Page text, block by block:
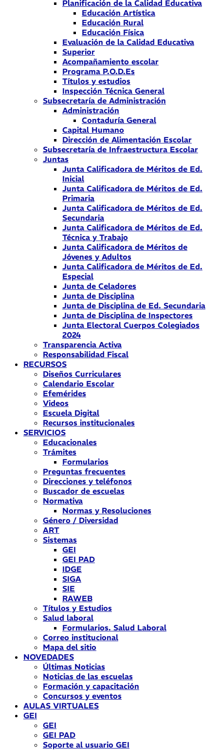
Planificación de la Calidad Educativa
Educación Artística
Educación Rural
Educación Física
Evaluación de la Calidad Educativa
Superior
Acompañamiento escolar
Programa P.O.D.Es
Títulos y estudios
Inspección Técnica General
Subsecretaría de Administración
Administración
Contaduría General
Capital Humano
Dirección de Alimentación Escolar
Subsecretaría de Infraestructura Escolar
Juntas
Junta Calificadora de Méritos de Ed.
Inicial
Junta Calificadora de Méritos de Ed.
Primaria
Junta Calificadora de Méritos de Ed.
Secundaria
Junta Calificadora de Méritos de Ed.
Técnica y Trabajo
Junta Calificadora de Méritos de
Jóvenes y Adultos
Junta Calificadora de Méritos de Ed.
Especial
Junta de Celadores
Junta de Disciplina
Junta de Disciplina de Ed. Secundaria
Junta de Disciplina de Inspectores
Junta Electoral Cuerpos Colegiados
2024
Transparencia Activa
Responsabilidad Fiscal
RECURSOS
Diseños Curriculares
Calendario Escolar
Efemérides
Videos
Escuela Digital
Recursos institucionales
SERVICIOS
Educacionales
Trámites
Formularios
Preguntas frecuentes
Direcciones y teléfonos
Buscador de escuelas
Normativa
Normas y Resoluciones
Género / Diversidad
ART
Sistemas
GEI
GEI PAD
IDGE
SIGA
SIE
RAWEB
Títulos y Estudios
Salud laboral
Formularios. Salud Laboral
Correo institucional
Mapa del sitio
NOVEDADES
Últimas Noticias
Noticias de las escuelas
Formación y capacitación
Concursos y eventos
AULAS VIRTUALES
GEI
GEI
GEI PAD
Soporte al usuario GEI